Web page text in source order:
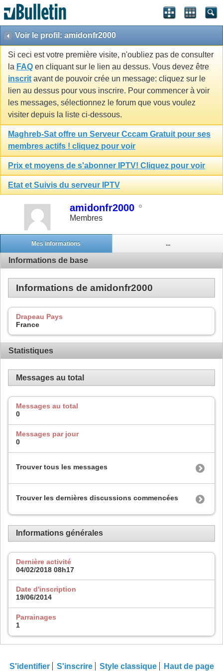
Voir le profil: amidonfr2000
Si ceci est votre première visite, n'oubliez pas de consulter
la FAQ en cliquant sur le lien au dessus. Vous devez être
inscrit avant de pouvoir crée un message: cliquez sur le
lien au dessus pour vous inscrire. Pour commencer à voir
les messages, sélectionnez le forum que vous voulez
visiter depuis la liste ci-dessous.
Maghreb-Sat offre un Serveur Cccam Gratuit pour ses
membres actifs ! cliquez pour voir
Prix et moyens de s'abonner IPTV! Cliquez pour voir
Etat et Suivis du serveur IPTV
amidonfr2000
Membres
Mes informations ...
Informations de base
Informations de amidonfr2000
Drapeau Pays
France
Statistiques
Messages au total
Messages au total
0
Messages par jour
0
Trouver tous les messages
Trouver les dernières discussions commencées
Informations générales
Dernière activité
04/02/2018 08h17
Date d'inscription
19/06/2014
Parrainages
1
S'identifier S'inscrire Style classique Haut de page